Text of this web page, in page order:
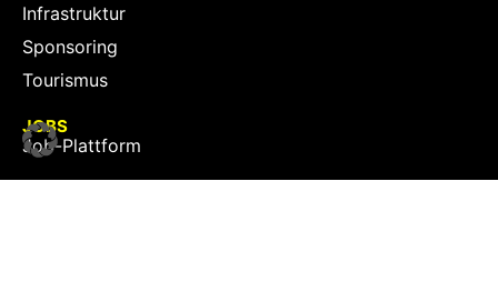
Infrastruktur
Sponsoring
Tourismus
JOBS
Job-Plattform